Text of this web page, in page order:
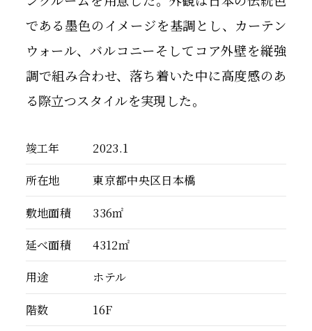
である墨色のイメージを基調とし、カーテン
ウォール、バルコニーそしてコア外壁を縦強
調で組み合わせ、落ち着いた中に高度感のあ
る際立つスタイルを実現した。
竣工年
2023.1
所在地
東京都中央区日本橋
敷地面積
336㎡
延べ面積
4312㎡
用途
ホテル
階数
16F